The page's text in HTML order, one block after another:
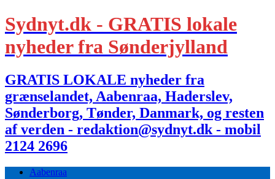
Sydnyt.dk - GRATIS lokale
nyheder fra Sønderjylland
GRATIS LOKALE nyheder fra
grænselandet, Aabenraa, Haderslev,
Sønderborg, Tønder, Danmark, og resten
af verden - redaktion@sydnyt.dk - mobil
2124 2696
Aabenraa